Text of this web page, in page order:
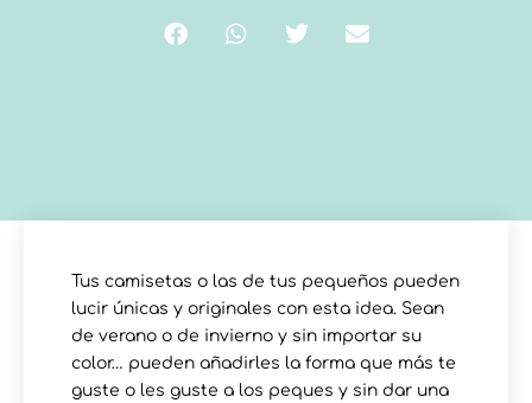
Tus camisetas o las de tus pequeños pueden
lucir únicas y originales con esta idea. Sean
de verano o de invierno y sin importar su
color… pueden añadirles la forma que más te
guste o les guste a los peques y sin dar una